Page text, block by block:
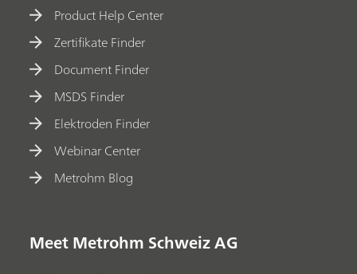
Product Help Center
Zertifikate Finder
Document Finder
MSDS Finder
Elektroden Finder
Webinar Center
Metrohm Blog
Meet Metrohm Schweiz AG